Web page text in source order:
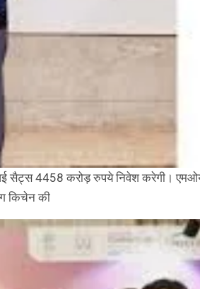
सैट्स 4458 करोड़ रुपये निवेश करेगी।
किचेन की